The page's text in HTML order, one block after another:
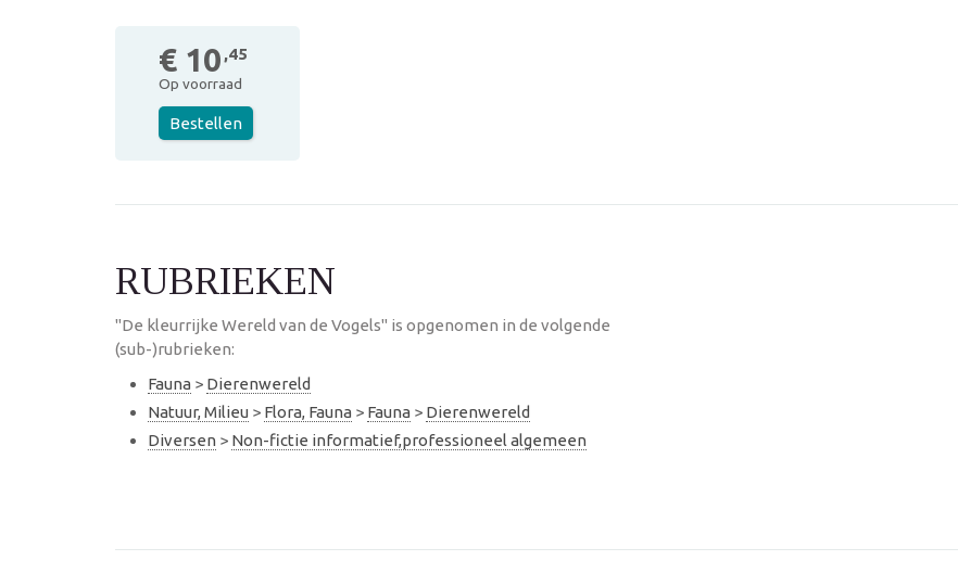
€ 10 ,45
Op voorraad
Bestellen
RUBRIEKEN
"De kleurrijke Wereld van de Vogels" is opgenomen in de volgende
(sub-)rubrieken:
Fauna > Dierenwereld
Natuur, Milieu > Flora, Fauna > Fauna > Dierenwereld
Diversen > Non-fictie informatief,professioneel algemeen